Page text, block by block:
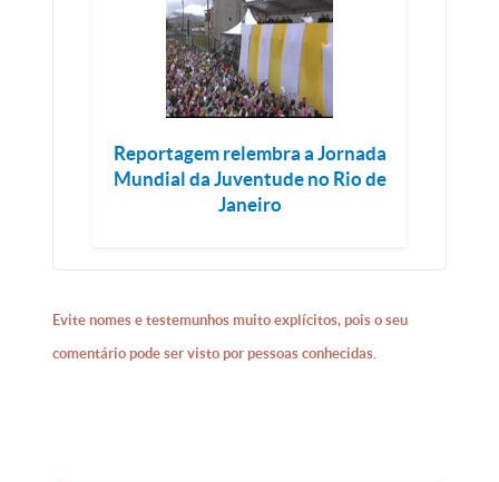
Reportagem relembra a Jornada
Mundial da Juventude no Rio de
Janeiro
Evite nomes e testemunhos muito explícitos, pois o seu
comentário pode ser visto por pessoas conhecidas.